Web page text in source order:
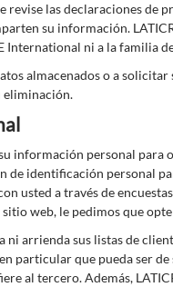
las declaraciones de
su información.
International ni a la familia
almacenados o a
eliminación.
información personal para
identificación personal
usted a través de
web, le pedimos que
arrienda sus listas de
particular que pueda ser
al tercero. Además,